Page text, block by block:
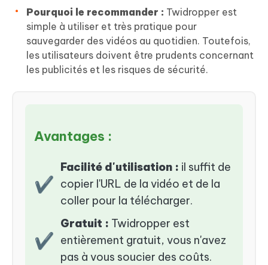
Pourquoi le recommander : Twidropper est
simple à utiliser et très pratique pour
sauvegarder des vidéos au quotidien. Toutefois,
les utilisateurs doivent être prudents concernant
les publicités et les risques de sécurité.
Avantages :
✔
Facilité d'utilisation : il suffit de
copier l'URL de la vidéo et de la
coller pour la télécharger.
✔
Gratuit : Twidropper est
entièrement gratuit, vous n'avez
pas à vous soucier des coûts.